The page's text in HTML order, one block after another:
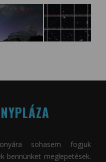
sohasem fogjuk
bennünket meglepetések.